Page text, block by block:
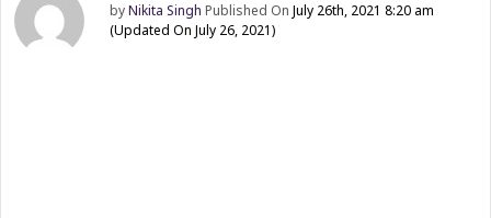
byNikita Singh Published OnJuly 26th, 2021 8:20 am
(Updated On July 26, 2021)